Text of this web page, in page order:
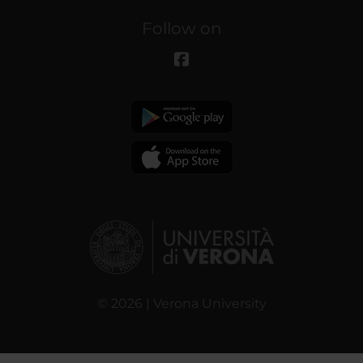
Follow on
© 2026 | Verona University